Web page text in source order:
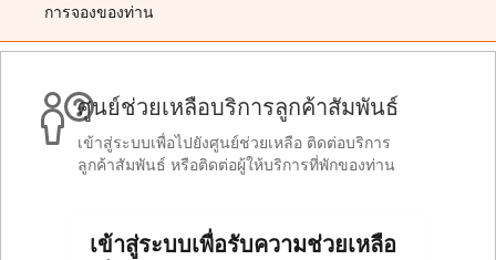
การจองของท่าน
ศูนย์ช่วยเหลือบริการลูกค้าสัมพันธ์
เข้าสู่ระบบเพื่อไปยังศูนย์ช่วยเหลือ ติดต่อบริการ
ลูกค้าสัมพันธ์ หรือติดต่อผู้ให้บริการที่พักของท่าน
เข้าสู่ระบบเพื่อรับความช่วยเหลือ